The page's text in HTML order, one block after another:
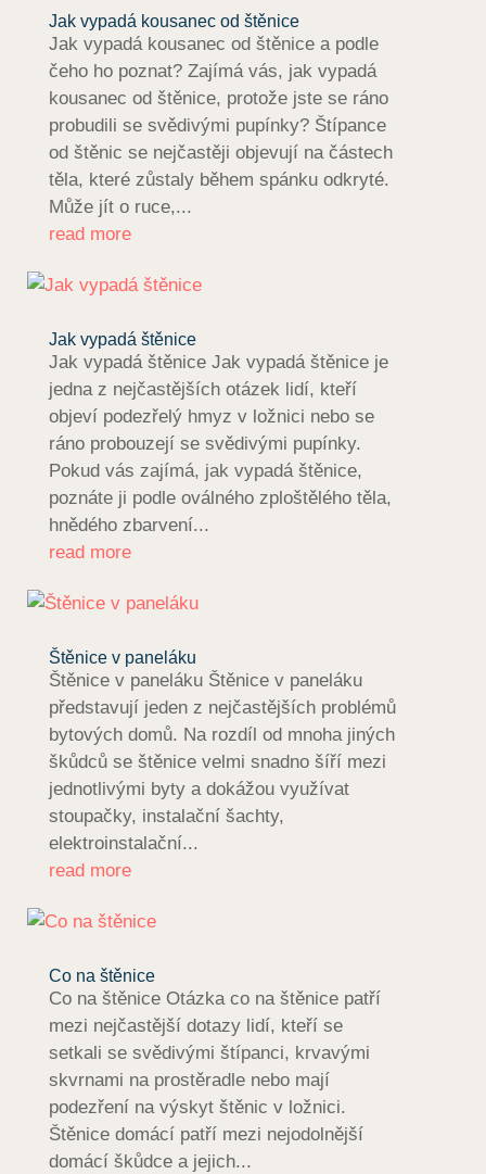
Jak vypadá kousanec od štěnice
Jak vypadá kousanec od štěnice a podle
čeho ho poznat? Zajímá vás, jak vypadá
kousanec od štěnice, protože jste se ráno
probudili se svědivými pupínky? Štípance
od štěnic se nejčastěji objevují na částech
těla, které zůstaly během spánku odkryté.
Může jít o ruce,...
read more
Jak vypadá štěnice
Jak vypadá štěnice Jak vypadá štěnice je
jedna z nejčastějších otázek lidí, kteří
objeví podezřelý hmyz v ložnici nebo se
ráno probouzejí se svědivými pupínky.
Pokud vás zajímá, jak vypadá štěnice,
poznáte ji podle oválného zploštělého těla,
hnědého zbarvení...
read more
Štěnice v paneláku
Štěnice v paneláku Štěnice v paneláku
představují jeden z nejčastějších problémů
bytových domů. Na rozdíl od mnoha jiných
škůdců se štěnice velmi snadno šíří mezi
jednotlivými byty a dokážou využívat
stoupačky, instalační šachty,
elektroinstalační...
read more
Co na štěnice
Co na štěnice Otázka co na štěnice patří
mezi nejčastější dotazy lidí, kteří se
setkali se svědivými štípanci, krvavými
skvrnami na prostěradle nebo mají
podezření na výskyt štěnic v ložnici.
Štěnice domácí patří mezi nejodolnější
domácí škůdce a jejich...